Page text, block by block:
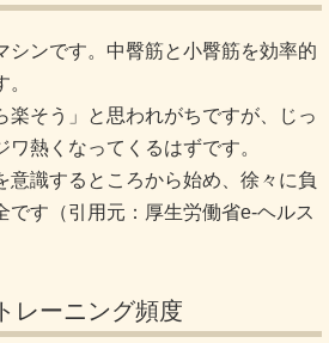
シンです。中臀筋と小臀筋を効率的
楽そう」と思われがちですが、じっ
ワ熱くなってくるはずです。
意識するところから始め、徐々に負
です（引用元：厚生労働省e-ヘルス
レーニング頻度